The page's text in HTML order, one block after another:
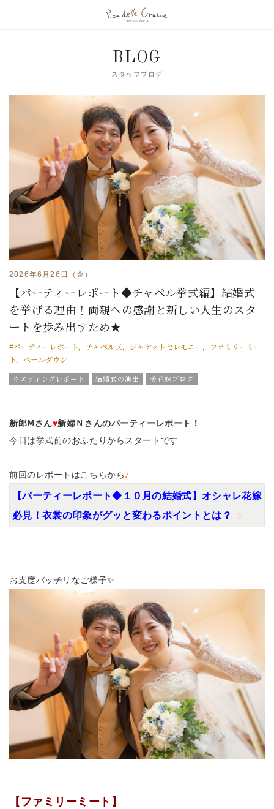
BLOG
スタッフブログ
2026年6月26日（金）
【パーティーレポート◆チャペル挙式編】結婚式
を挙げる理由！両親への感謝と新しい人生のスタ
ートを歩み出すため★
#パーティーレポート，チャペル式，ジャケットセレモニー，ファミリーミー
ト，ベールダウン
ウエディングレポート 結婚式の演出
美花嫁ブログ
新郎Ⅿさん♥新婦Ｎさんのパーティーレポート！
今日は挙式前のおふたりからスタートです
前回のレポートはこちらから♪
【パーティーレポート◆１０月の結婚式】オシャレ花嫁
必見！衣裳の印象がグッと変わるポイントとは？
お支度バッチリなご様子✨
【ファミリーミート】